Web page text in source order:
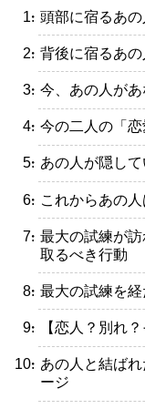
・頭部に宿るあの
・背後に宿るあの
・今、あの人が
・今の二人の「恋
・あの人が隠し
・これからあの
・最大の試練が
取るべき行動
・最大の試練を
・【恋人？別れ
・あの人と結ば
ージ